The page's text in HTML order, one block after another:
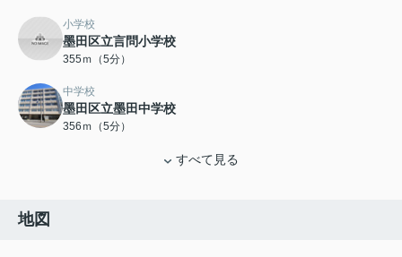
小学校
墨田区立言問小学校
355ｍ（5分）
中学校
墨田区立墨田中学校
356ｍ（5分）
すべて見る
地図